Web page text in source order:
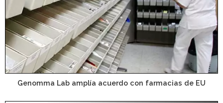
Genomma Lab amplía acuerdo con farmacias de EU